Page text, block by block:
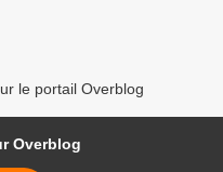
le portail Overblog
Overblog